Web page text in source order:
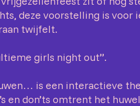
deze voorstelling is voor
twijfelt.
girls night out”.
is een interactieve
en don’ts omtrent het